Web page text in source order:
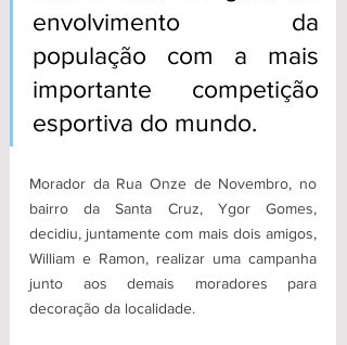
envolvimento da
população com a mais
importante competição
esportiva do mundo.
Morador da Rua Onze de Novembro, no
bairro da Santa Cruz, Ygor Gomes,
decidiu, juntamente com mais dois amigos,
William e Ramon, realizar uma campanha
junto aos demais moradores para
decoração da localidade.